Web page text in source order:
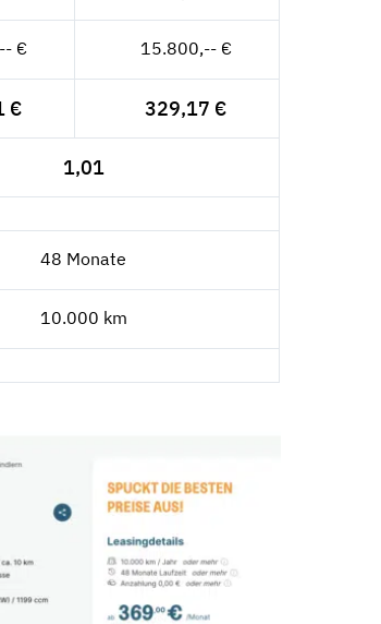
€ 15.800,-- €
€ 329,17 €
1,01
48 Monate
10.000 km